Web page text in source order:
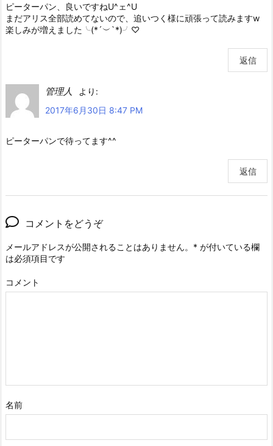
ピーターパン、良いですねU^ェ^U
まだアリス全部読めてないので、追いつく様に頑張って読みますw
楽しみが増えました╰(*´︶`*)╯♡
返信
管理人
より:
2017年6月30日 8:47 PM
ピーターパンで待ってます^^
返信
コメントをどうぞ
メールアドレスが公開されることはありません。 * が付いている欄
は必須項目です
コメント
名前